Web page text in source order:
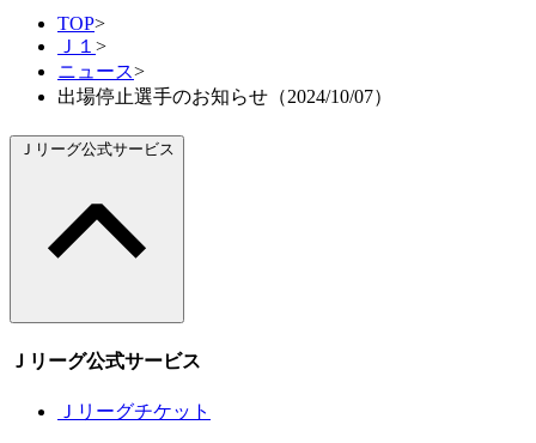
TOP>
Ｊ１ >
ニュース>
出場停止選手のお知らせ（2024/10/07）
Ｊリーグ公式サービス
Ｊリーグ公式サービス
Ｊリーグチケット